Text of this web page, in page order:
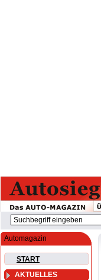
Automagazin
START
AKTUELLES